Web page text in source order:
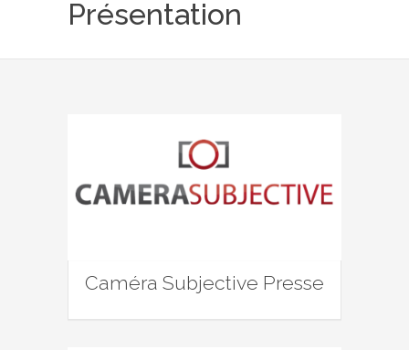
Présentation
Caméra Subjective Presse